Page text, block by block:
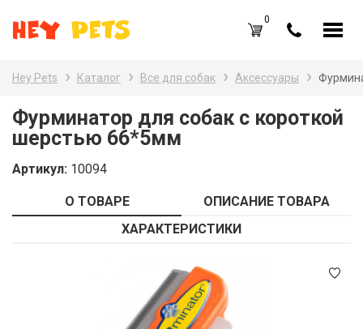
RU UA
Вход /Регистрация
Избранное (
Акции
0
Hey Pets Каталог Все для собак Аксессуары
Фурминатор для собак с короткой
шерстью 66*5мм
Артикул: 10094
О ТОВАРЕ
ОПИСАНИЕ ТОВАРА
ХАРАКТЕРИСТИКИ